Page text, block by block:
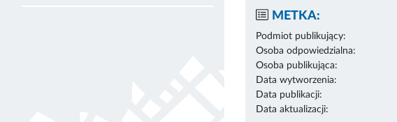
METKA:
Podmiot publikujący:
Osoba odpowiedzialna:
Osoba publikująca:
Data wytworzenia:
Data publikacji:
Data aktualizacji: